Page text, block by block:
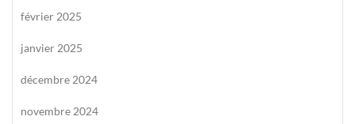
février 2025
janvier 2025
décembre 2024
novembre 2024